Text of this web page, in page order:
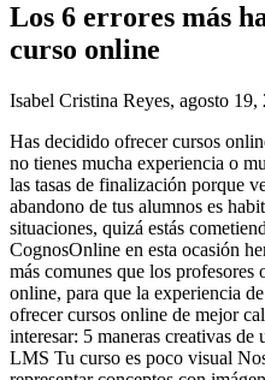
Los 6 errores más
curso online
Isabel Cristina Reyes, agosto 19,
Has decidido ofrecer cursos
no tienes mucha experiencia o
las tasas de finalización porque
abandono de tus alumnos es
situaciones, quizá estás
CognosOnline en esta ocasión
más comunes que los profesores
online, para que la experiencia
ofrecer cursos online de mejor
interesar: 5 maneras creativas de
LMS Tu curso es poco visual